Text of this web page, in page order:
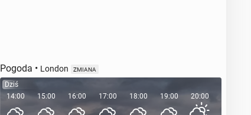
Pogoda • London ZMIANA
Dziś
14:00
15:00 16:00 17:00 18:00 19:00 20:00